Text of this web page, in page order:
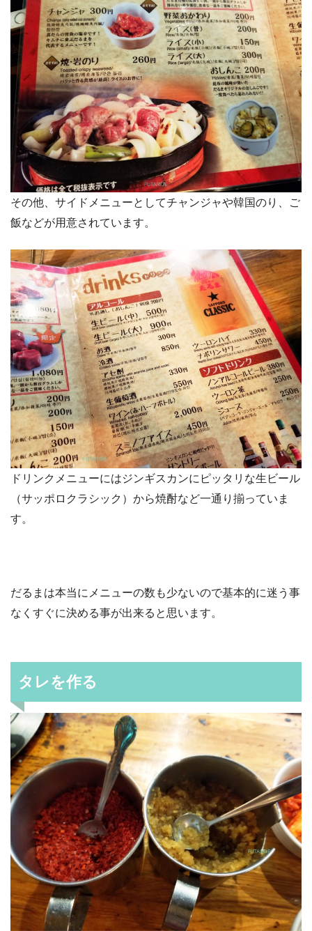
その他、サイドメニューとしてチャンジャや韓国のり、ご
飯などが用意されています。
ドリンクメニューにはジンギスカンにピッタリな生ビール
（サッポロクラシック）から焼酎など一通り揃っていま
す。
だるまは本当にメニューの数も少ないので基本的に迷う事
なくすぐに決める事が出来ると思います。
タレを作る